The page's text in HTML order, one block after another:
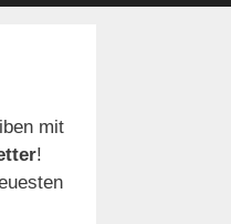
mit
!